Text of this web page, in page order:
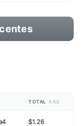
TOTAL KAS
$1.26